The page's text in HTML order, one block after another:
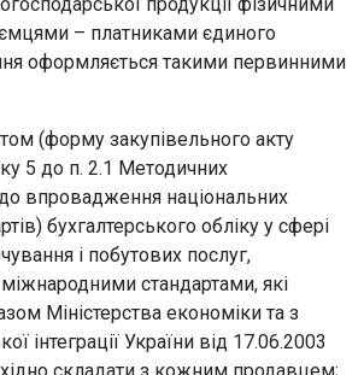
– платниками єдиного
оформляється такими первинними
(форму закупівельного акту
5 до п. 2.1 Методичних
впровадження національних
бухгалтерського обліку у сфері
і побутових послуг,
стандартами, які
Міністерства економіки та з
інтеграції України від 17.06.2003